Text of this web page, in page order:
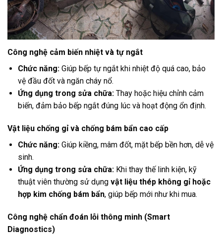
Công nghệ cảm biến nhiệt và tự ngắt
Chức năng:Giúp bếp tự ngắt khi nhiệt độ quá cao, bảo
vệ đầu đốt và ngăn cháy nổ.
Ứng dụng trong sửa chữa:Thay hoặc hiệu chỉnh cảm
biến, đảm bảo bếp ngắt đúng lúc và hoạt động ổn định.
Vật liệu chống gỉ và chống bám bẩn cao cấp
Chức năng:Giúp kiềng, mâm đốt, mặt bếp bền hơn, dễ vệ
sinh.
Ứng dụng trong sửa chữa:Khi thay thế linh kiện, kỹ
thuật viên thường sử dụng vật liệu thép không gỉ hoặc
hợp kim chống bám bẩn, giúp bếp mới như khi mua.
Công nghệ chẩn đoán lỗi thông minh (Smart
Diagnostics)